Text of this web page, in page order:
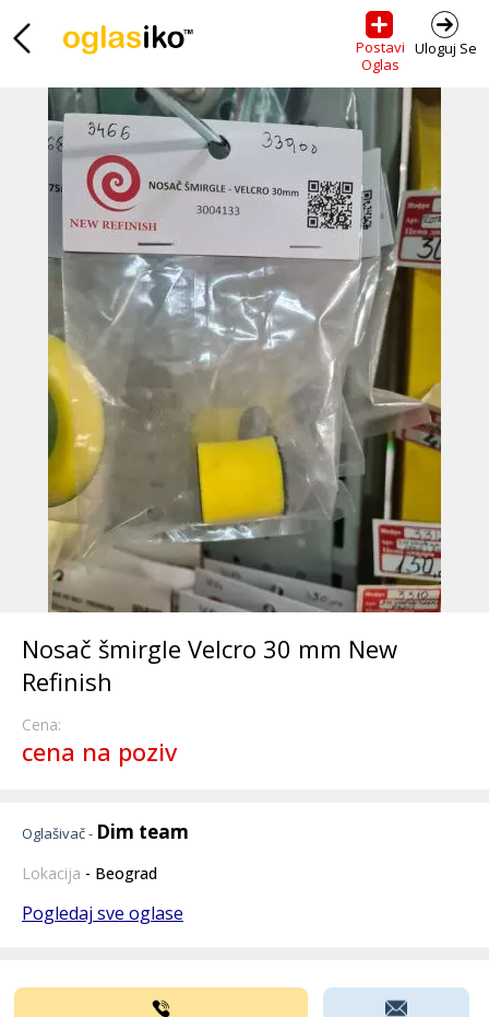
Postavi
Oglas
Uloguj Se
Nosač šmirgle Velcro 30 mm New
Refinish
Cena:
cena na poziv
Oglašivač - Dim team
Lokacija - Beograd
Pogledaj sve oglase